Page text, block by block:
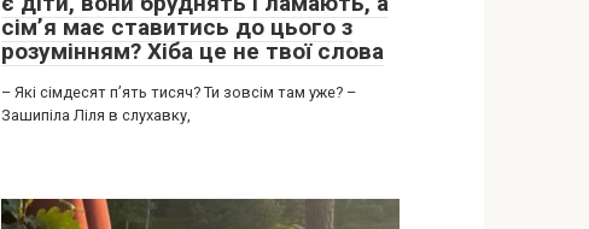
сім’я має ставитись до цього з
розумінням? Хіба це не твої слова
– Які сімдесят п’ять тисяч? Ти зовсім там уже? –
Зашипіла Ліля в слухавку,